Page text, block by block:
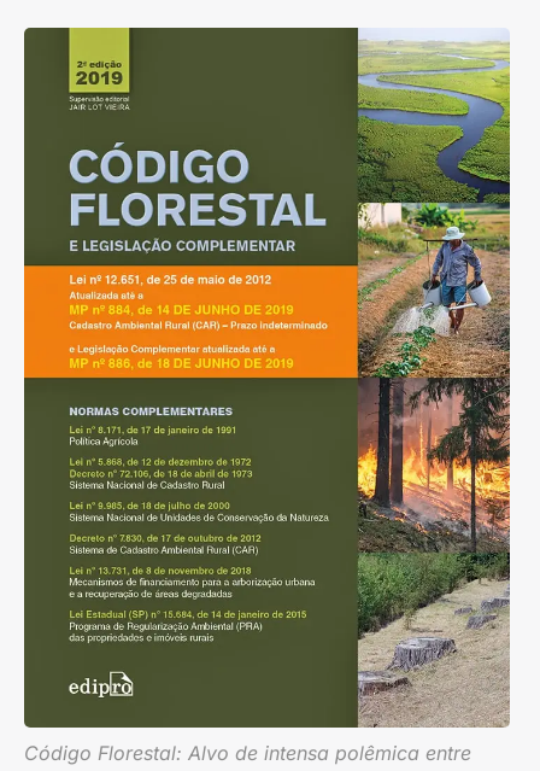
Código Florestal: Alvo de intensa polêmica entre